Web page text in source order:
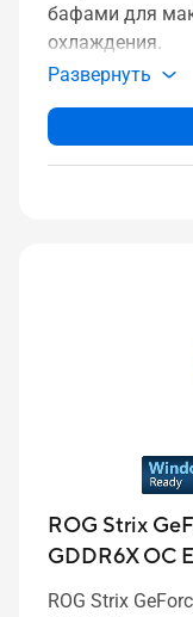
бафами для
охлаждения.
Развернуть
ROG Strix
GDDR6X OC
ROG Strix